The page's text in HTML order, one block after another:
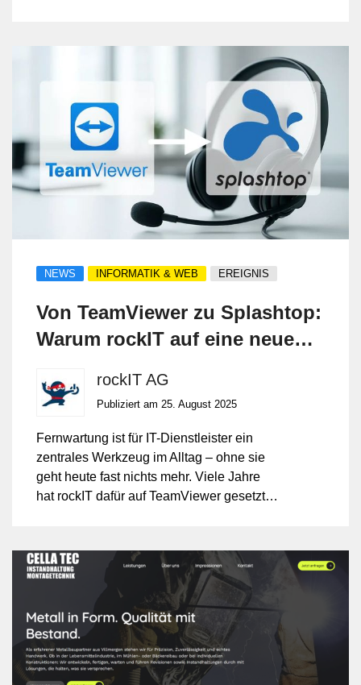
Nutzerfreundlichkeit.
NEWS INFORMATIK & WEB EREIGNIS
Von TeamViewer zu Splashtop:
Warum rockIT auf eine neue
rockIT AG
Publiziert am 25. August 2025
Fernwartung ist für IT-Dienstleister ein
zentrales Werkzeug im Alltag – ohne sie
geht heute fast nichts mehr. Viele Jahre
hat rockIT dafür auf TeamViewer gesetzt.
den letzten Jahren gestiegen. Deshalb hat
sich rockIT bewusst für einen Wechsel
entschieden: von TeamViewer hin zu
Splashtop.